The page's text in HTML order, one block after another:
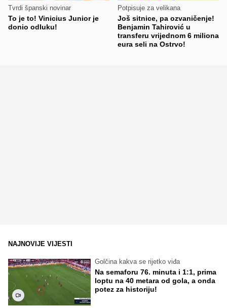
Tvrdi španski novinar
To je to! Vinicius Junior je
donio odluku!
Potpisuje za velikana
Još sitnice, pa ozvaničenje!
Benjamin Tahirović u
transferu vrijednom 6 miliona
eura seli na Ostrvo!
NAJNOVIJE VIJESTI
Golčina kakva se rijetko viđa
Na semaforu 76. minuta i 1:1, prima
loptu na 40 metara od gola, a onda
potez za historiju!